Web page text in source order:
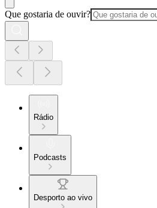
Que gostaria de ouvir?
Rádio
Podcasts
Desporto ao vivo